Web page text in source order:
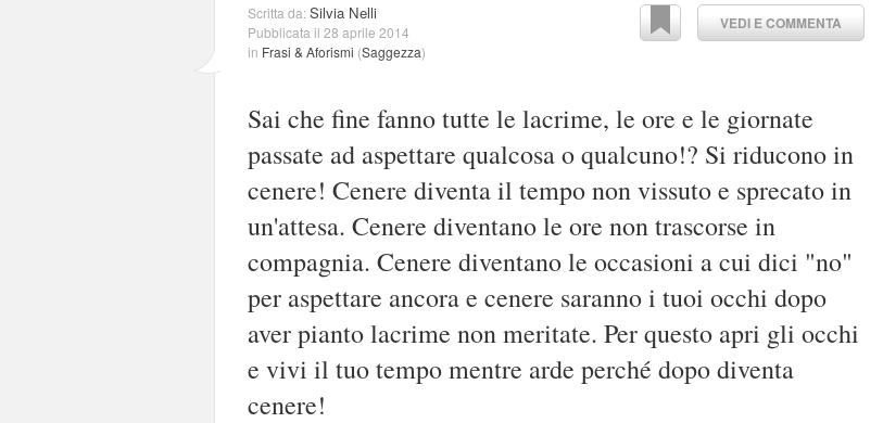
VEDI E COMMENTA
Scritta da:Silvia Nelli
Pubblicata il 28 aprile 2014
in Frasi & Aforismi (Saggezza)
Sai che fine fanno tutte le lacrime, le ore e le giornate
passate ad aspettare qualcosa o qualcuno!? Si riducono in
cenere! Cenere diventa il tempo non vissuto e sprecato in
un'attesa. Cenere diventano le ore non trascorse in
compagnia. Cenere diventano le occasioni a cui dici "no"
per aspettare ancora e cenere saranno i tuoi occhi dopo
aver pianto lacrime non meritate. Per questo apri gli occhi
e vivi il tuo tempo mentre arde perché dopo diventa
cenere!